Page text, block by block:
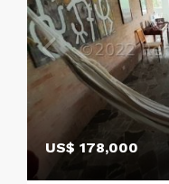
US$ 178,000